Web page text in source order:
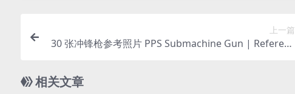
上一篇
30 张冲锋枪参考照片 PPS Submachine Gun | Referenc
相关文章